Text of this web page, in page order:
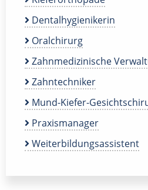
Dentalhygienikerin
Oralchirurg
Zahnmedizinische
Zahntechniker
Mund-Kiefer-
Praxismanager
Weiterbildungsassistent